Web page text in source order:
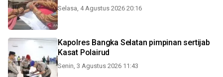
Selasa, 4 Agustus 2026 20:16
Kapolres Bangka Selatan pimpinan sertijab
Kasat Polairud
Senin, 3 Agustus 2026 11:43